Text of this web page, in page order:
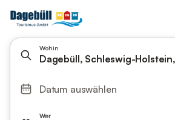
Wohin
Dagebüll, Schleswig-
Datum auswählen
Wer